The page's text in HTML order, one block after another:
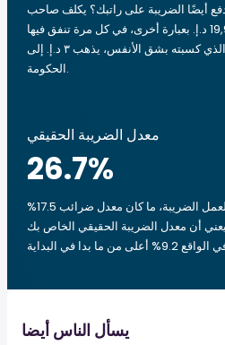
أيضًا الضريبة على راتبك؟ يكلف صاحب
العمل 2,488 د.إ لدفع 19,900 د.إ. بعبارة أخرى، في كل مرة تنفق فيها
مبلغاً ‏١٠ د.إ.‏من المال الذي كسبته بشق الأنفس، يذهب ‏٣ د.إ.‏ إلى
الحكومة.
معدل الضريبة الحقيقي
26.7%
لذلك، بدفعك أنت وصاحب العمل الضريبة، ما كان معدل ضرائب 17.5%
26.7%، وهذا يعني أن معدل الضريبة الحقيقي الخاص بك
يسأل الناس أيضا